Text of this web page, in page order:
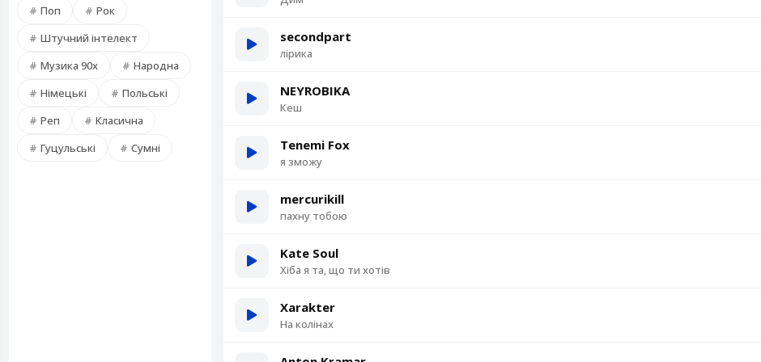
Поп
Рок
Штучний інтелект
Музика 90х
Народна
Німецькі
Польські
Реп
Класична
Гуцульські
Сумні
secondpart
лірика
NEYROBIKA
Кеш
Tenemi Fox
я зможу
mercurikill
пахну тобою
Kate Soul
Хіба я та, що ти хотів
Xarakter
На колінах